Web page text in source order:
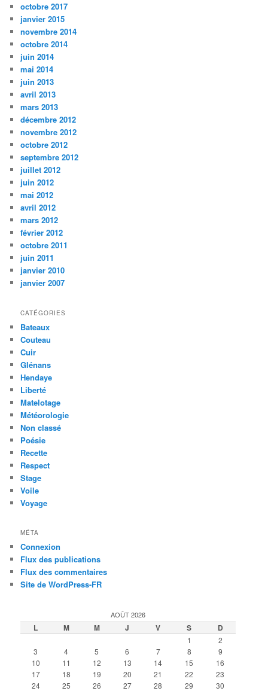
octobre 2017
janvier 2015
novembre 2014
octobre 2014
juin 2014
mai 2014
juin 2013
avril 2013
mars 2013
décembre 2012
novembre 2012
octobre 2012
septembre 2012
juillet 2012
juin 2012
mai 2012
avril 2012
mars 2012
février 2012
octobre 2011
juin 2011
janvier 2010
janvier 2007
CATÉGORIES
Bateaux
Couteau
Cuir
Glénans
Hendaye
Liberté
Matelotage
Météorologie
Non classé
Poésie
Recette
Respect
Stage
Voile
Voyage
MÉTA
Connexion
Flux des publications
Flux des commentaires
Site de WordPress-FR
AOÛT 2026
L M M J V S D
1
2
3
4 5 6 7 8
9
10
11 12 13 14 15
16
17
18 19 20 21 22
23
24
25 26 27 28 29
30